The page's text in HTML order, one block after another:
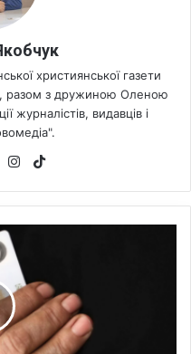
християнської газети
разом з дружиною Оленою
журналістів, видавців і
Yo
ub
e
Ins
ra
m
k